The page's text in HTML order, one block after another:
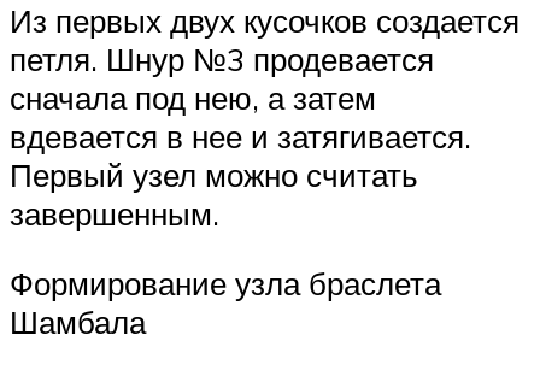
Из первых двух кусочков создается
петля. Шнур №3 продевается
сначала под нею, а затем
вдевается в нее и затягивается.
Первый узел можно считать
завершенным.
Формирование узла браслета
Шамбала